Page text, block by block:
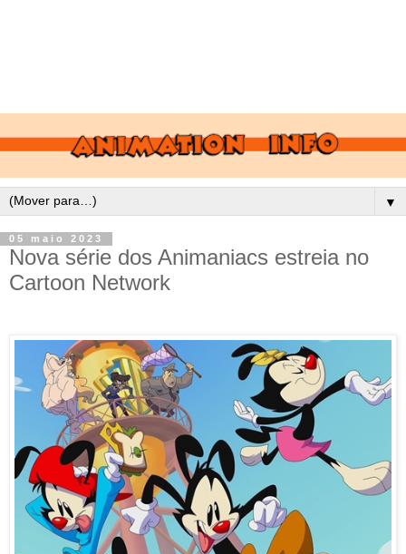
▼
05 maio 2023
Nova série dos Animaniacs estreia no
Cartoon Network